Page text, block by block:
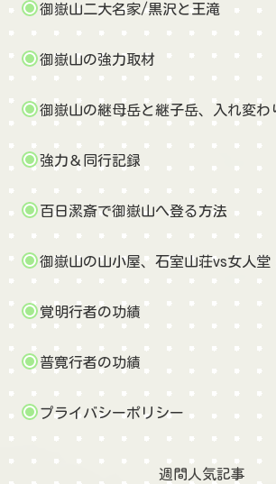
御嶽山二大名家/黒沢と王滝
御嶽山の強力取材
御嶽山の継母岳と継子岳、入れ変わ
強力＆同行記録
百日潔斎で御嶽山へ登る方法
御嶽山の山小屋、石室山荘vs女人堂
覚明行者の功績
普寛行者の功績
プライバシーポリシー
週間人気記事